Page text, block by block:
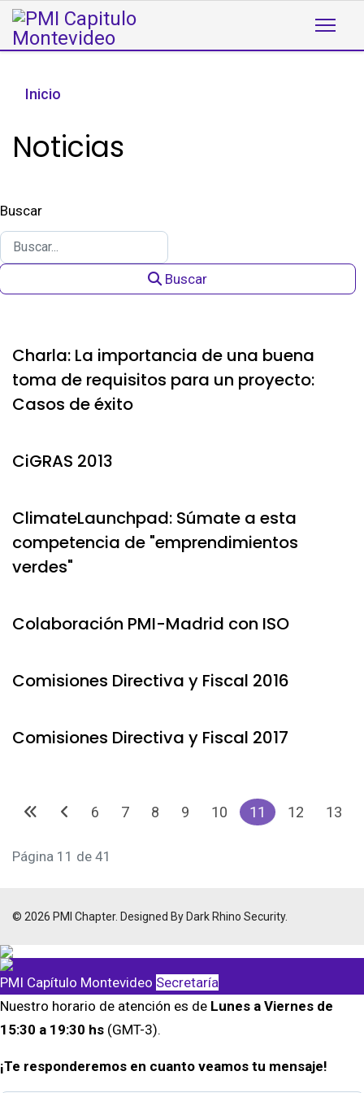
Inicio
Noticias
Buscar
Buscar
Charla: La importancia de una buena
toma de requisitos para un proyecto:
Casos de éxito
CiGRAS 2013
ClimateLaunchpad: Súmate a esta
competencia de "emprendimientos
verdes"
Colaboración PMI-Madrid con ISO
Comisiones Directiva y Fiscal 2016
Comisiones Directiva y Fiscal 2017
6 7 8 9 10 11 12 13
Página 11 de 41
© 2026 PMI Chapter. Designed By Dark Rhino Security.
PMI Capítulo Montevideo Secretaría
Nuestro horario de atención es de Lunes a Viernes de
15:30 a 19:30 hs (GMT-3).
¡Te responderemos en cuanto veamos tu mensaje!